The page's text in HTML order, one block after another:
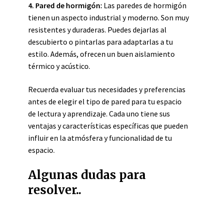
4. Pared de hormigón: Las paredes de hormigón
tienen un aspecto industrial y moderno. Son muy
resistentes y duraderas. Puedes dejarlas al
descubierto o pintarlas para adaptarlas a tu
estilo. Además, ofrecen un buen aislamiento
térmico y acústico.
Recuerda evaluar tus necesidades y preferencias
antes de elegir el tipo de pared para tu espacio
de lectura y aprendizaje. Cada uno tiene sus
ventajas y características específicas que pueden
influir en la atmósfera y funcionalidad de tu
espacio.
Algunas dudas para
resolver..